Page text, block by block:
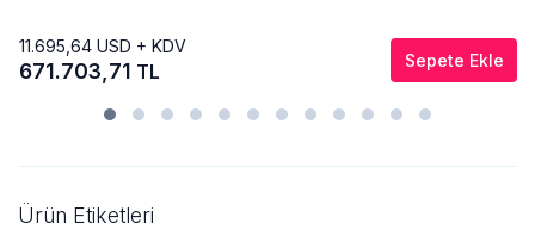
11.695,64 USD + KDV
671.703,71 TL Sepete Ekle
Ürün Etiketleri